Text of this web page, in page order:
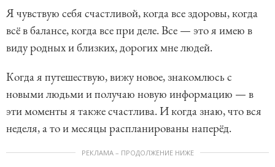
Я чувствую себя счастливой, когда все здоровы, когда
всё в балансе, когда все при деле. Все — это я имею в
виду родных и близких, дорогих мне людей.
Когда я путешествую, вижу новое, знакомлюсь с
новыми людьми и получаю новую информацию — в
эти моменты я также счастлива. И когда знаю, что вся
неделя, а то и месяцы распланированы наперёд.
РЕКЛАМА – ПРОДОЛЖЕНИЕ НИЖЕ